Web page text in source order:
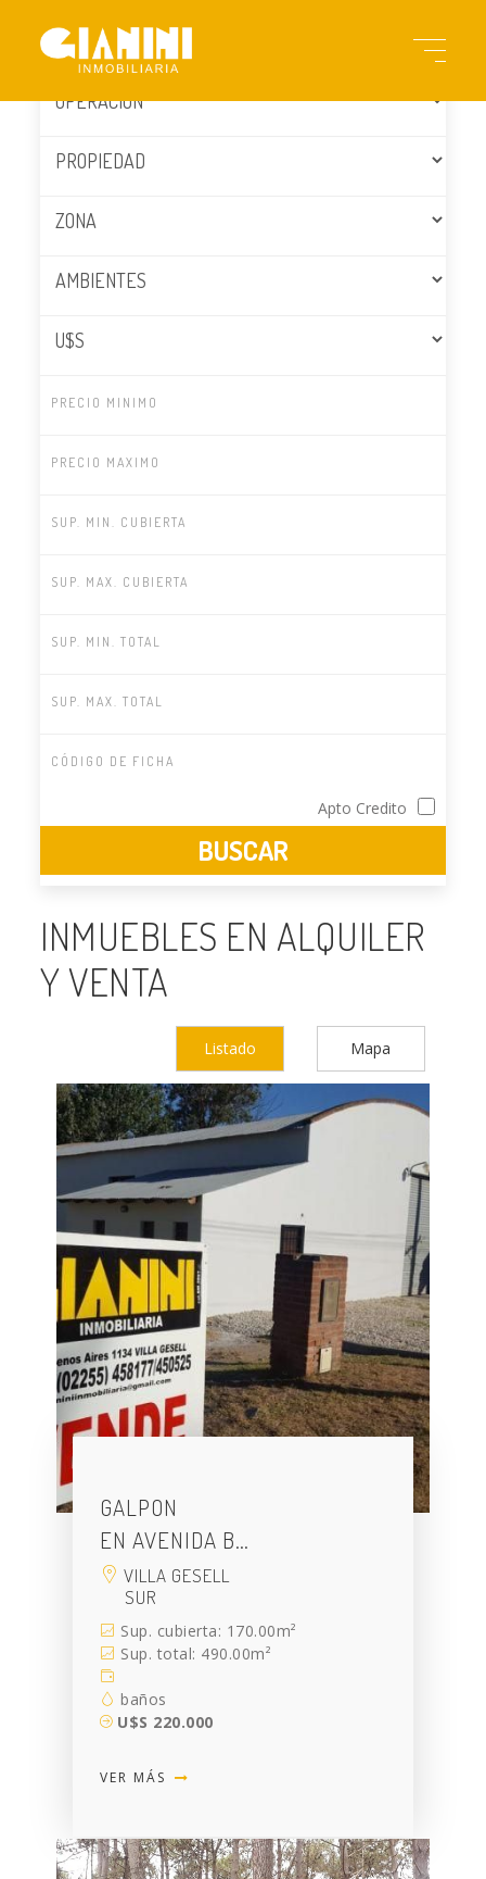
Apto Credito
INMUEBLES EN ALQUILER
Y VENTA
Listado Mapa
GALPON
EN AVENIDA B…
VILLA GESELL
SUR
Sup. cubierta: 170.00m²
Sup. total: 490.00m²
baños
U$S 220.000
VER MÁS